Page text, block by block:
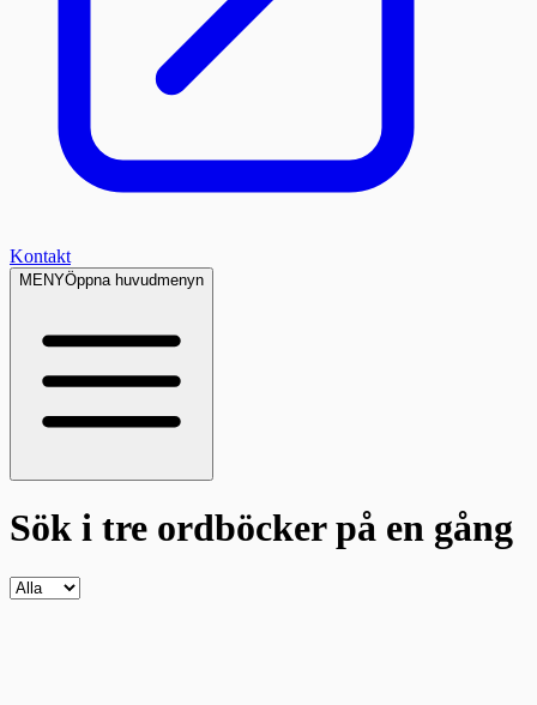
Kontakt
MENYÖppna huvudmenyn
Sök i tre ordböckerpå en gång